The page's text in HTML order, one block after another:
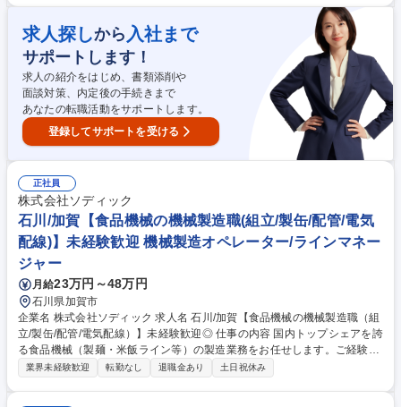
新の開発を行います。 【ツール/開発環境】CR5000、CR8000、オシロス
コープExcel、PowerPoint 募集職種 No.2563【石川】アミューズメント
液晶ディスプレイの開発・設計/無期雇用派遣
求人探しから 入社まで
サポートします！
求人の紹介をはじめ、書類添削や
面談対策、内定後の手続きまで
あなたの転職活動をサポートします。
登録してサポートを受ける
正社員
株式会社ソディック
石川/加賀【食品機械の機械製造職(組立/製缶/配管/電気
配線)】未経験歓迎 機械製造オペレーター/ラインマネー
ジャー
月給23万円～48万円
石川県加賀市
企業名 株式会社ソディック 求人名 石川/加賀【食品機械の機械製造職（組
立/製缶/配管/電気配線）】未経験歓迎◎ 仕事の内容 国内トップシェアを誇
る食品機械（製麺・米飯ライン等）の製造業務をお任せします。ご経験や
適性を踏まえ、組立・製缶（溶接）・配管・電気配線のいずれかの工程へ
業界未経験歓迎 転勤なし 退職金あり 土日祝休み